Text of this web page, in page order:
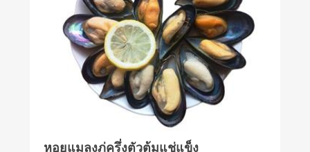
หอยแมลงภู่ครึ่งตัวต้มแช่แข็ง